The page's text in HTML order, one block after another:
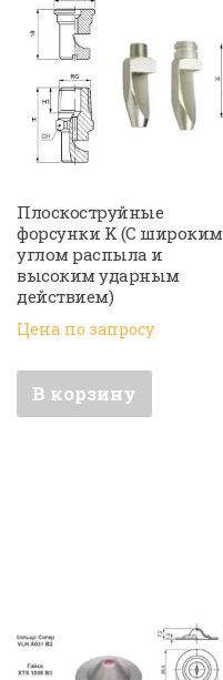
Плоскоструйные
форсунки K (С широким
углом распыла и
высоким ударным
действием)
Цена по запросу
В корзину